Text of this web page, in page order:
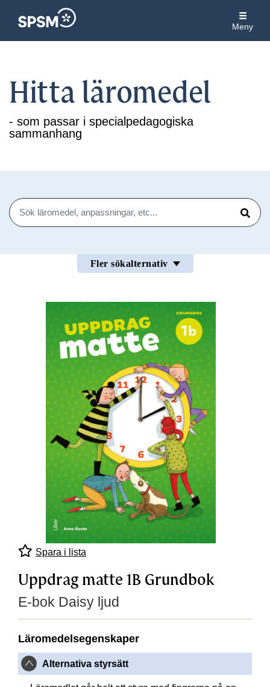
Meny
Hitta läromedel
- som passar i specialpedagogiska
sammanhang
Sök
Sök
Fler sökalternativ
Spara i lista
Uppdrag matte 1B Grundbok
E-bok Daisy ljud
Läromedelsegenskaper
Alternativa styrsätt